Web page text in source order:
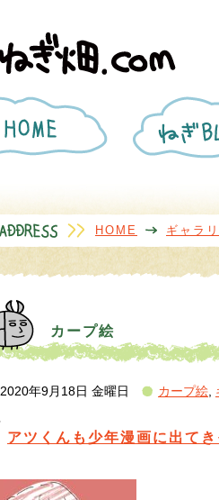
ホ
ー
ム
ね
ぎ
HOME ギャラ
カープ絵
2020年9月18日 金曜日 カープ絵
アツくんも少年漫画に出て